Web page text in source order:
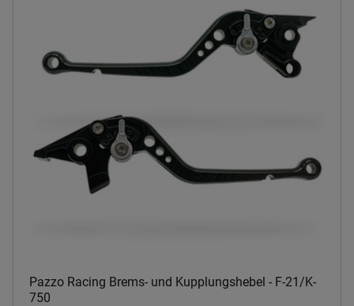
Pazzo Racing Brems- und Kupplungshebel - F-21/K-
750